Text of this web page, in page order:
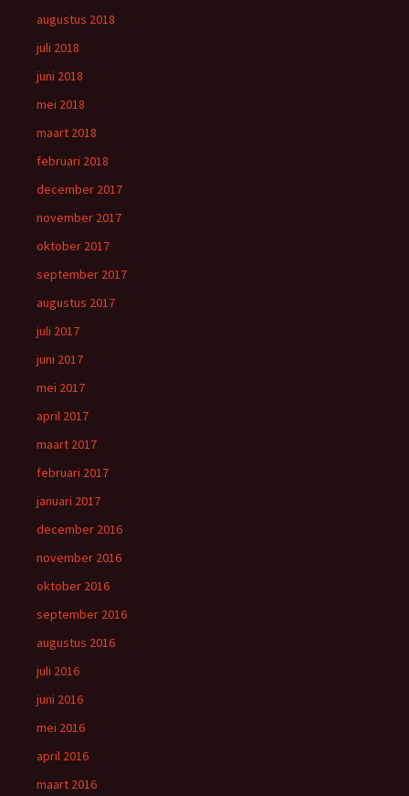
augustus 2018
juli 2018
juni 2018
mei 2018
maart 2018
februari 2018
december 2017
november 2017
oktober 2017
september 2017
augustus 2017
juli 2017
juni 2017
mei 2017
april 2017
maart 2017
februari 2017
januari 2017
december 2016
november 2016
oktober 2016
september 2016
augustus 2016
juli 2016
juni 2016
mei 2016
april 2016
maart 2016